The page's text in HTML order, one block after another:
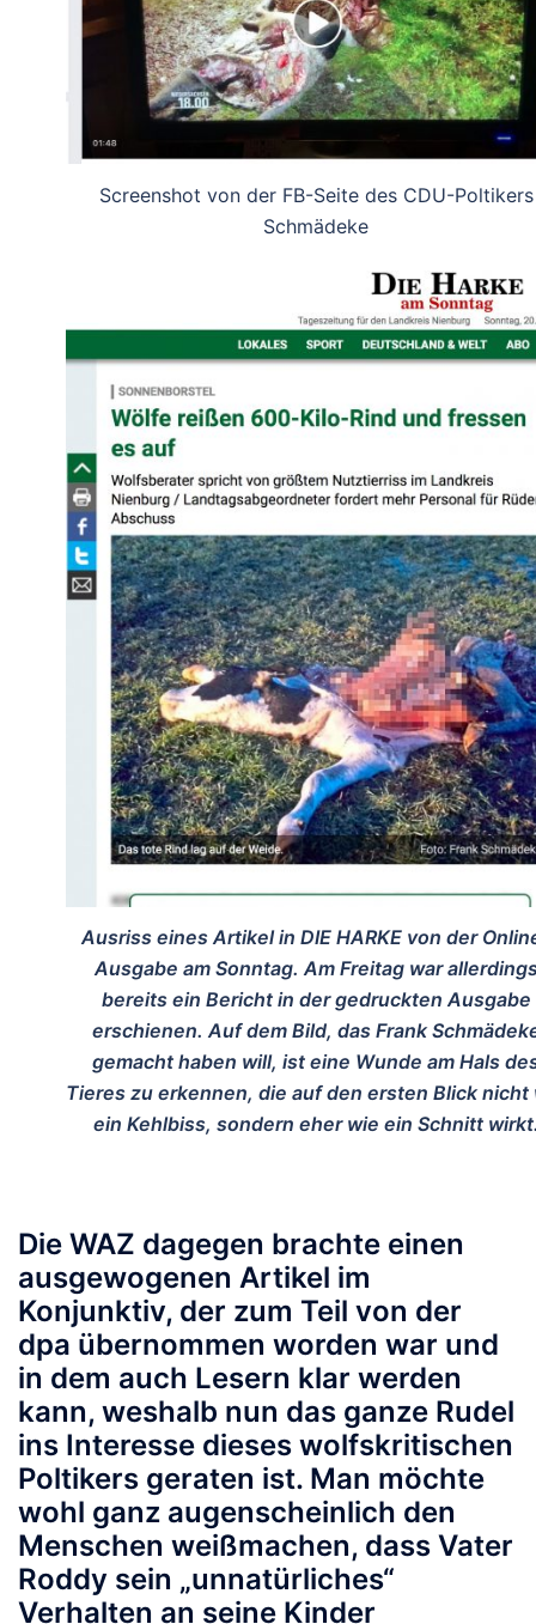
Screenshot von der FB-Seite des CDU-Poltikers
Schmädeke
Ausriss eines Artikel in DIE HARKE von der
Ausgabe am Sonntag. Am Freitag war
bereits ein Bericht in der gedruckten Ausgabe
erschienen. Auf dem Bild, das Frank
gemacht haben will, ist eine Wunde am Hals
Tieres zu erkennen, die auf den ersten Blick nicht
ein Kehlbiss, sondern eher wie ein Schnitt
Die WAZ dagegen brachte einen
ausgewogenen Artikel im
Konjunktiv, der zum Teil von der
dpa übernommen worden war und
in dem auch Lesern klar werden
kann, weshalb nun das ganze Rudel
ins Interesse dieses wolfskritischen
Poltikers geraten ist. Man möchte
wohl ganz augenscheinlich den
Menschen weißmachen, dass Vater
Roddy sein „unnatürliches“
Verhalten an seine Kinder